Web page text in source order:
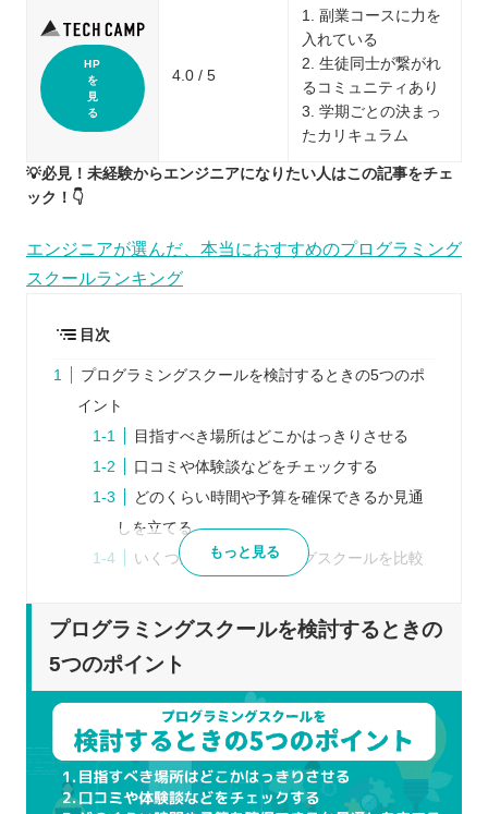
HP
を
見
る
4.0 / 5
1. 副業コースに力を
入れている
2. 生徒同士が繋がれ
るコミュニティあり
3. 学期ごとの決まっ
たカリキュラム
💡必見！未経験からエンジニアになりたい人はこの記事をチェ
ック！👇
エンジニアが選んだ、本当におすすめのプログラミング
スクールランキング
目次
プログラミングスクールを検討するときの5つのポ
イント
目指すべき場所はどこかはっきりさせる
口コミや体験談などをチェックする
どのくらい時間や予算を確保できるか見通
しを立てる
いくつかのプログラミングスクールを比較
体験レッスンなどに積極的に参加する
受講スタイルは自分にあっているか
スケジュールは無理なく通えそうか
カリキュラムの内容はどうか
どのようなサポートを行っているか
もっと見る
プログラミングスクールを検討するときの
5つのポイント